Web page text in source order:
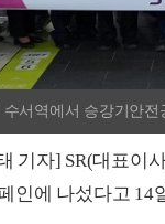
수서역에서 승강기안
기자] SR(대표이
인에 나섰다고 14